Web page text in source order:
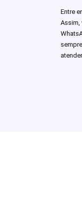
Entre
Assim,